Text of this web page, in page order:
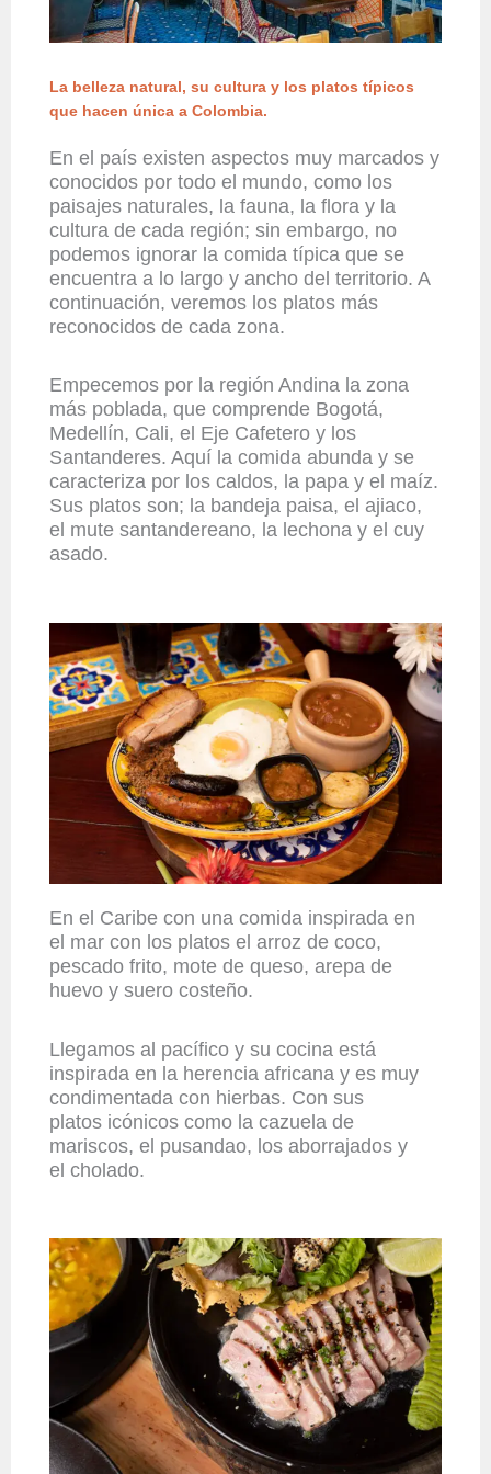
La belleza natural, su cultura y los platos típicos
que hacen única a Colombia.
En el país existen aspectos muy marcados y
conocidos por todo el mundo, como los
paisajes naturales, la fauna, la flora y la
cultura de cada región; sin embargo, no
podemos ignorar la comida típica que se
encuentra a lo largo y ancho del territorio. A
continuación, veremos los platos más
reconocidos de cada zona.
Empecemos por la región Andina la zona
más poblada, que comprende Bogotá,
Medellín, Cali, el Eje Cafetero y los
Santanderes. Aquí la comida abunda y se
caracteriza por los caldos, la papa y el maíz.
Sus platos son; la bandeja paisa, el ajiaco,
el mute santandereano, la lechona y el cuy
asado.
En el Caribe con una comida inspirada en
el mar con los platos el arroz de coco,
pescado frito, mote de queso, arepa de
huevo y suero costeño.
Llegamos al pacífico y su cocina está
inspirada en la herencia africana y es muy
condimentada con hierbas. Con sus
platos icónicos como la cazuela de
mariscos, el pusandao, los aborrajados y
el cholado.